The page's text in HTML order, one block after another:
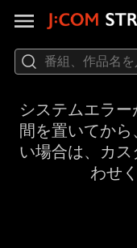
システムエラ
間を置いてか
い場合は、カ
わせ